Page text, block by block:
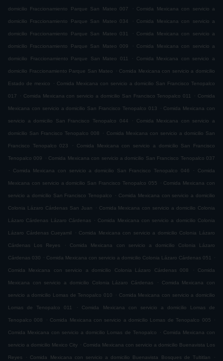
domicilio Fraccionamiento Parque San Mateo 007 . Comida Mexicana con servicio a
domicilio Fraccionamiento Parque San Mateo 034 . Comida Mexicana con servicio a
domicilio Fraccionamiento Parque San Mateo 031 . Comida Mexicana con servicio a
domicilio Fraccionamiento Parque San Mateo 009 . Comida Mexicana con servicio a
domicilio Fraccionamiento Parque San Mateo 011 . Comida Mexicana con servicio a
domicilio Fraccionamiento Parque San Mateo . Comida Mexicana con servicio a domicilio
Estado de mexico . Comida Mexicana con servicio a domicilio San Francisco Tenopalco
017 . Comida Mexicana con servicio a domicilio San Francisco Tenopalco 011 . Comida
Mexicana con servicio a domicilio San Francisco Tenopalco 013 . Comida Mexicana con
servicio a domicilio San Francisco Tenopalco 044 . Comida Mexicana con servicio a
domicilio San Francisco Tenopalco 008 . Comida Mexicana con servicio a domicilio San
Francisco Tenopalco 023 . Comida Mexicana con servicio a domicilio San Francisco
Tenopalco 009 . Comida Mexicana con servicio a domicilio San Francisco Tenopalco 037
.
Comida Mexicana con servicio a domicilio San Francisco Tenopalco 046 . Comida
Mexicana con servicio a domicilio San Francisco Tenopalco 055 . Comida Mexicana con
servicio a domicilio San Francisco Tenopalco . Comida Mexicana con servicio a domicilio
Colonia Lázaro Cárdenas San Juan . Comida Mexicana con servicio a domicilio Colonia
Lázaro Cárdenas Lázaro Cárdenas . Comida Mexicana con servicio a domicilio Colonia
Lázaro Cárdenas Cueyamil . Comida Mexicana con servicio a domicilio Colonia Lázaro
Cárdenas Los Reyes . Comida Mexicana con servicio a domicilio Colonia Lázaro
Cárdenas 030 . Comida Mexicana con servicio a domicilio Colonia Lázaro Cárdenas 051 .
Comida Mexicana con servicio a domicilio Colonia Lázaro Cárdenas 008 . Comida
Mexicana con servicio a domicilio Colonia Lázaro Cárdenas . Comida Mexicana con
servicio a domicilio Lomas de Tenopalco 010 . Comida Mexicana con servicio a domicilio
Lomas de Tenopalco 011 . Comida Mexicana con servicio a domicilio Lomas de
Tenopalco 008 . Comida Mexicana con servicio a domicilio Lomas de Tenopalco 005 .
Comida Mexicana con servicio a domicilio Lomas de Tenopalco . Comida Mexicana con
servicio a domicilio Mexico City . Comida Mexicana con servicio a domicilio Buenavista Los
Reyes . Comida Mexicana con servicio a domicilio Buenavista Bosques de Tultitlan .